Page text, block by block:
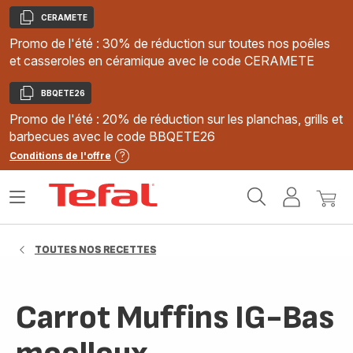
Copier
CERAMETE
Promo de l'été : 30% de réduction sur toutes nos poêles
et casseroles en céramique avec le code CERAMETE
Copier
BBQETE26
Promo de l'été : 20% de réduction sur les planchas, grills et
barbecues avec le code BBQETE26
Conditions de l'offre
MonMon
Ouvrir
TOUTES NOS RECETTES
Carrot Muffins IG-Bas